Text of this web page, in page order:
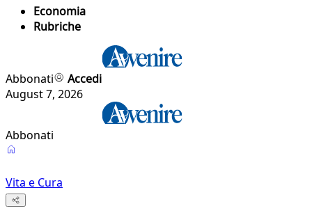
Economia
Rubriche
Abbonati
Accedi
August 7, 2026
Abbonati
Vita e Cura